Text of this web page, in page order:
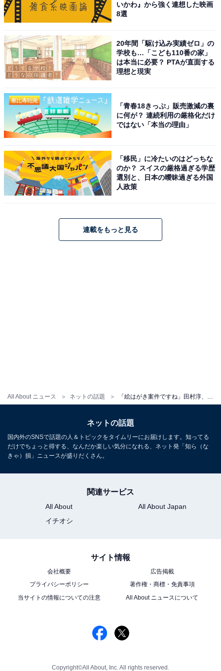
All About ニュース ネットの話題 「絵はがき案件ですね」田村淳、“雪に大興奮”な娘たちとの親子ショット公開！ 「すっごい良い写真」
いかわ』から強く連想した映画
8選
20年間「駆け込み実績ゼロ」の
学校も…「こども110番の家」
は本当に必要？ PTAが直面する
理想と現実
「青春18きっぷ」販売激減の裏
に何が？ 連続利用の厳格化だけ
ではない「本当の理由」
「移民」に冷たいのはどっちな
のか？ スイスの厳格過ぎる学歴
選別と、日本の曖昧過ぎる外国
人政策
連載をもっと見る
ネットの話題
国内外のSNSで話題の人＆トピックをタイムリーにお届けします。知ってる
だけでちょっと得する、なんだか楽しい気分になれる、ネット発「知ら（な
きゃ）損」ニュースが盛りだくさん。
関連サービス
All About
All About Japan
イチオシ
サイト情報
会社概要
広告掲載
プライバシーポリシー
著作権・商標・免責事項
当サイトの情報についての注意
All About ニュースについて
Copyright©All About, Inc. All rights reserved.